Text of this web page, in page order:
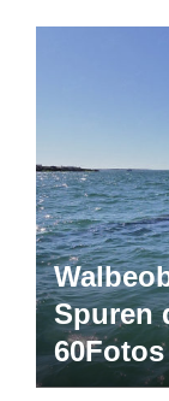
Spuren
60Fotos